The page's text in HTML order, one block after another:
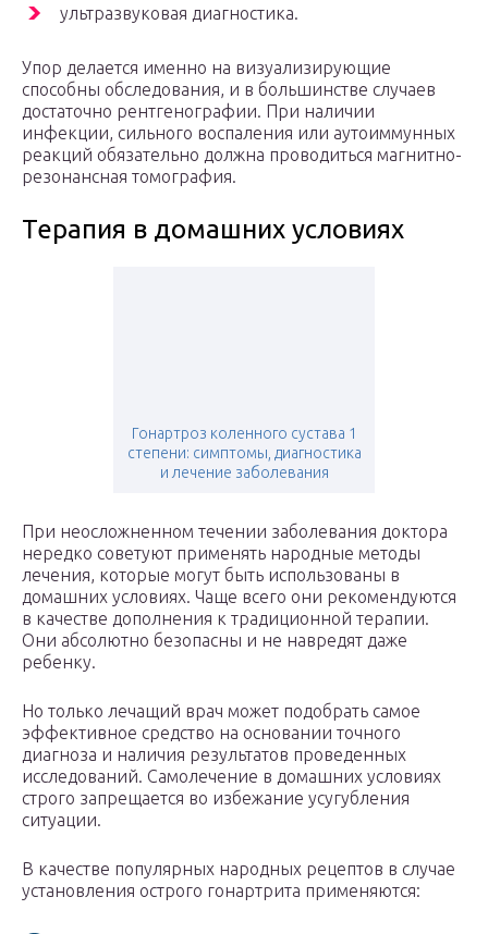
ультразвуковая диагностика.
Упор делается именно на визуализирующие
способны обследования, и в большинстве случаев
достаточно рентгенографии. При наличии
инфекции, сильного воспаления или аутоиммунных
реакций обязательно должна проводиться магнитно-
резонансная томография.
Терапия в домашних условиях
Гонартроз коленного сустава 1
степени: симптомы, диагностика
и лечение заболевания
При неосложненном течении заболевания доктора
нередко советуют применять народные методы
лечения, которые могут быть использованы в
домашних условиях. Чаще всего они рекомендуются
в качестве дополнения к традиционной терапии.
Они абсолютно безопасны и не навредят даже
ребенку.
Но только лечащий врач может подобрать самое
эффективное средство на основании точного
диагноза и наличия результатов проведенных
исследований. Самолечение в домашних условиях
строго запрещается во избежание усугубления
ситуации.
В качестве популярных народных рецептов в случае
установления острого гонартрита применяются: